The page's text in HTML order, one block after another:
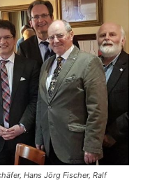
Hans Jörg Fischer, Ralf